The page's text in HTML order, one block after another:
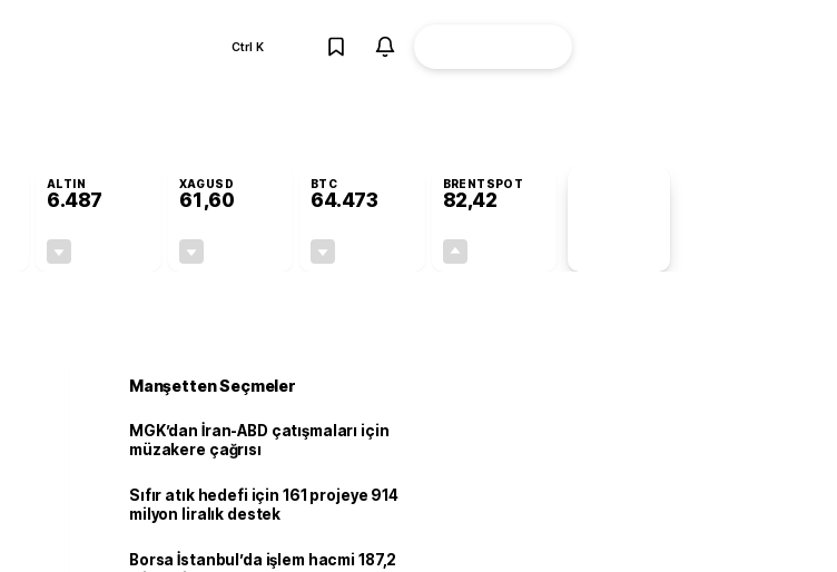
Ctrl K
ALTIN
6.487
XAGUSD
61,60
BTC
64.473
BRENTSPOT
82,42
Manşetten Seçmeler
MGK’dan İran-ABD çatışmaları için
müzakere çağrısı
Sıfır atık hedefi için 161 projeye 914
milyon liralık destek
Borsa İstanbul’da işlem hacmi 187,2